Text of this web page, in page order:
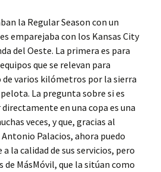
la Regular Season con un
emparejaba con los Kansas City
del Oeste. La primera es para
que se relevan para
varios kilómetros por la sierra
La pregunta sobre si es
en una copa es una
veces, y que, gracias al
Palacios, ahora puedo
la calidad de sus servicios, pero
MásMóvil, que la sitúan como